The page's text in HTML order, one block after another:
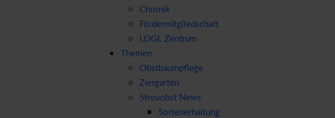
Chronik
Fördermitgliedschaft
LOGL Zentrum
Themen
Obstbaumpflege
Ziergarten
Streuobst News
Sortenerhaltung